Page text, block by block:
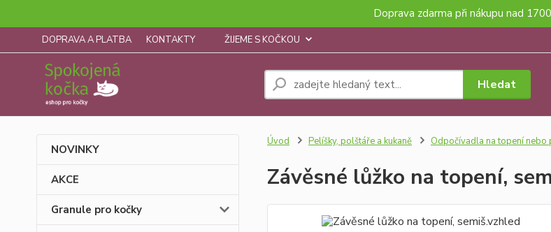
Doprava zdarma při nákupu nad
DOPRAVA A PLATBA KONTAKTY ŽIJEME S KOČKOU
Hledat
NOVINKY
AKCE
Granule pro kočky
Úvod Pelíšky, polštáře a kukaně Odpočívadla na topení nebo
Závěsné lůžko na topení,